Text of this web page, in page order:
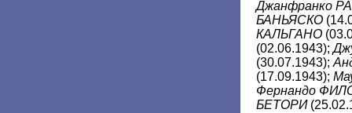
Джанфранко
БАНЬЯСКО
КАЛЬГАНО
(02.06.1943);
(30.07.1943);
(17.09.1943);
Фернандо
БЕТОРИ